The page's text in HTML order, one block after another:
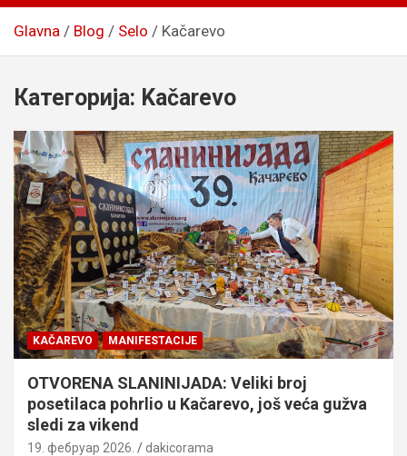
Glavna Blog Selo Kačarevo
Категорија: Kačarevo
KAČAREVO MANIFESTACIJE
OTVORENA SLANINIJADA: Veliki broj
posetilaca pohrlio u Kačarevo, još veća gužva
sledi za vikend
19. фебруар 2026. dakicorama